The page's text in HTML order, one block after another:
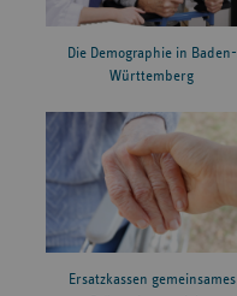
Die Demographie in Baden-
Württemberg
Ersatzkassen gemeinsames